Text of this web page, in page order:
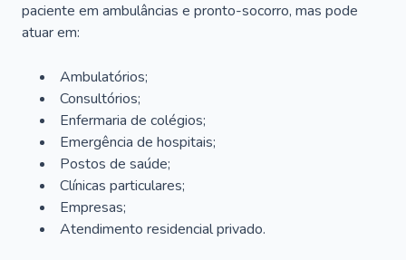
paciente em ambulâncias e pronto-socorro, mas pode
atuar em:
Ambulatórios;
Consultórios;
Enfermaria de colégios;
Emergência de hospitais;
Postos de saúde;
Clínicas particulares;
Empresas;
Atendimento residencial privado.